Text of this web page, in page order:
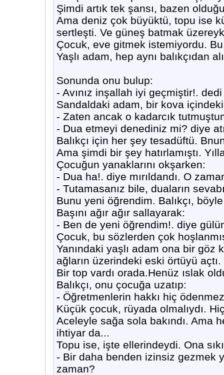
Şimdi artık tek şansı, bazen
Ama deniz çok büyüktü, topu ise
sertleşti. Ve güneş batmak
Çocuk, eve gitmek istemiyordu.
Yaşlı adam, hep aynı balıkçıdan
Sonunda onu bulup:
- Avınız inşallah iyi geçmiştir!.
Sandaldaki adam, bir kova içindeki
- Zaten ancak o kadarcık
- Dua etmeyi denediniz mi? diye
Balıkçı için her şey tesadüftü.
Ama şimdi bir şey hatırlamıştı.
Çocuğun yanaklarını okşarken:
- Dua ha!. diye mırıldandı. O
- Tutamasanız bile, duaların
Bunu yeni öğrendim. Balıkçı,
Başını ağır ağır sallayarak:
- Ben de yeni öğrendim!. diye
Çocuk, bu sözlerden çok
Yanındaki yaşlı adam ona bir göz
ağların üzerindeki eski örtüyü açtı.
Bir top vardı orada.Henüz ıslak
Balıkçı, onu çocuğa uzatıp:
- Öğretmenlerin hakkı hiç
Küçük çocuk, rüyada olmalıydı.
Aceleyle sağa sola bakındı. Ama
ihtiyar da...
Topu ise, işte ellerindeydi. Ona
- Bir daha benden izinsiz gezmek
zaman?